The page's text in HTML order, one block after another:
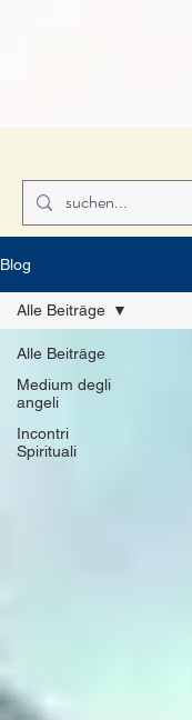
Blog
Alle Beiträge
Medium degli
angeli
Incontri
Spirituali
Alle Beiträge